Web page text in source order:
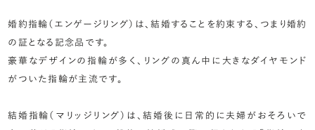
婚約指輪（エンゲージリング）は、結婚することを約束する、つまり婚約
の証となる記念品です。
豪華なデザインの指輪が多く、リングの真ん中に大きなダイヤモンド
がついた指輪が主流です。
結婚指輪（マリッジリング）は、結婚後に日常的に夫婦がおそろいで